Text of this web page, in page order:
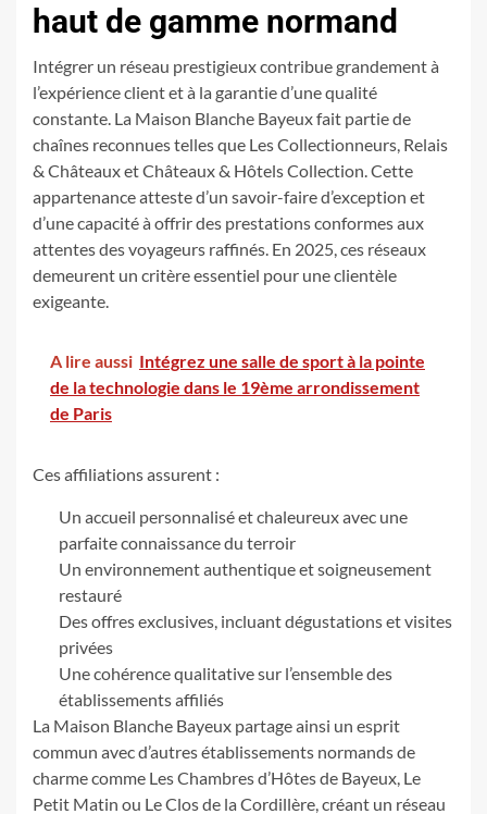
haut de gamme normand
Intégrer un réseau prestigieux contribue grandement à
l’expérience client et à la garantie d’une qualité
constante. La Maison Blanche Bayeux fait partie de
chaînes reconnues telles que Les Collectionneurs, Relais
& Châteaux et Châteaux & Hôtels Collection. Cette
appartenance atteste d’un savoir-faire d’exception et
d’une capacité à offrir des prestations conformes aux
attentes des voyageurs raffinés. En 2025, ces réseaux
demeurent un critère essentiel pour une clientèle
exigeante.
A lire aussi Intégrez une salle de sport à la pointe
de la technologie dans le 19ème arrondissement
de Paris
Ces affiliations assurent :
Un accueil personnalisé et chaleureux avec une
parfaite connaissance du terroir
Un environnement authentique et soigneusement
restauré
Des offres exclusives, incluant dégustations et visites
privées
Une cohérence qualitative sur l’ensemble des
établissements affiliés
La Maison Blanche Bayeux partage ainsi un esprit
commun avec d’autres établissements normands de
charme comme Les Chambres d’Hôtes de Bayeux, Le
Petit Matin ou Le Clos de la Cordillère, créant un réseau